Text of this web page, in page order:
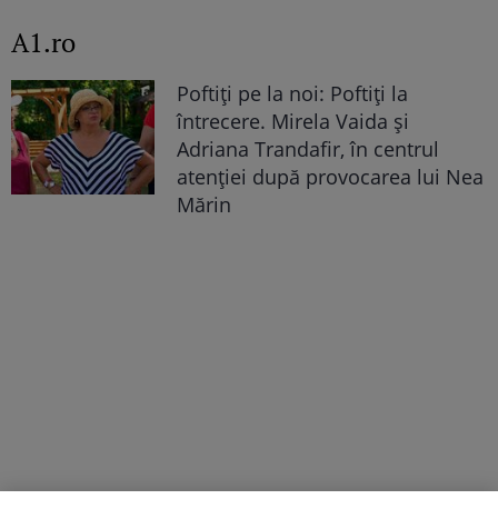
A1.ro
Poftiți pe la noi: Poftiți la
întrecere. Mirela Vaida și
Adriana Trandafir, în centrul
atenției după provocarea lui Nea
Mărin